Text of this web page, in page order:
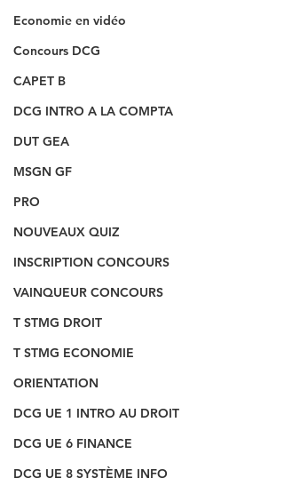
Economie en vidéo
Concours DCG
CAPET B
DCG INTRO A LA COMPTA
DUT GEA
MSGN GF
PRO
NOUVEAUX QUIZ
INSCRIPTION CONCOURS
VAINQUEUR CONCOURS
T STMG DROIT
T STMG ECONOMIE
ORIENTATION
DCG UE 1 INTRO AU DROIT
DCG UE 6 FINANCE
DCG UE 8 SYSTÈME INFO